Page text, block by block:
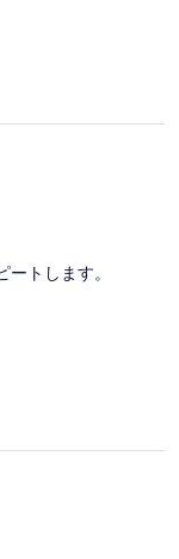
トします。